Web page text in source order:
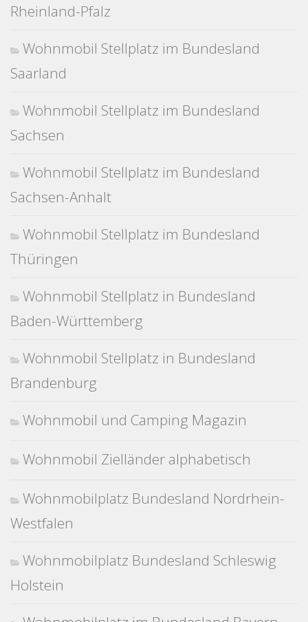
Rheinland-Pfalz
Wohnmobil Stellplatz im Bundesland
Saarland
Wohnmobil Stellplatz im Bundesland
Sachsen
Wohnmobil Stellplatz im Bundesland
Sachsen-Anhalt
Wohnmobil Stellplatz im Bundesland
Thüringen
Wohnmobil Stellplatz in Bundesland
Baden-Württemberg
Wohnmobil Stellplatz in Bundesland
Brandenburg
Wohnmobil und Camping Magazin
Wohnmobil Zielländer alphabetisch
Wohnmobilplatz Bundesland Nordrhein-
Westfalen
Wohnmobilplatz Bundesland Schleswig
Holstein